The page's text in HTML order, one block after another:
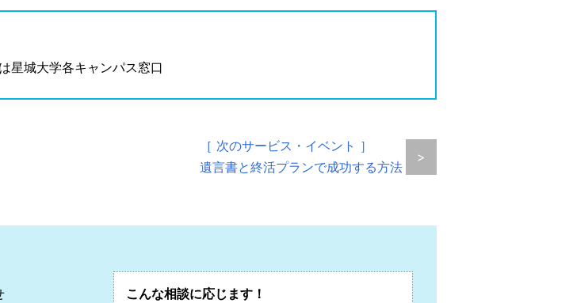
星城大学各キャンパス窓口
［ 次のサービス・イベント ］
遺言書と終活プランで成功する方法
>
こんな相談に応じます！